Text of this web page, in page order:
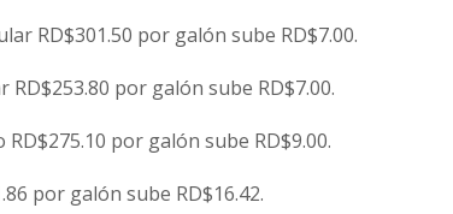
RD$301.50 por galón sube RD$7.00.
RD$253.80 por galón sube RD$7.00.
RD$275.10 por galón sube RD$9.00.
por galón sube RD$16.42.